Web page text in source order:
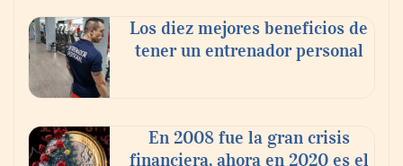
Los diez mejores beneficios de
tener un entrenador personal
En 2008 fue la gran crisis
financiera, ahora en 2020 es el